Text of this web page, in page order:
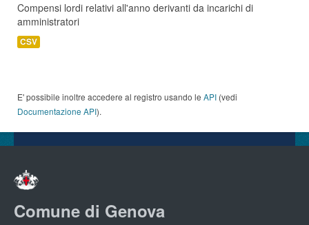
Compensi lordi relativi all'anno derivanti da incarichi di
amministratori
CSV
E' possibile inoltre accedere al registro usando le API (vedi
Documentazione API).
Comune di Genova